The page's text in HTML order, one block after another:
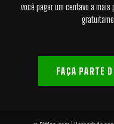
você pagar um centavo a
FAÇA PARTE